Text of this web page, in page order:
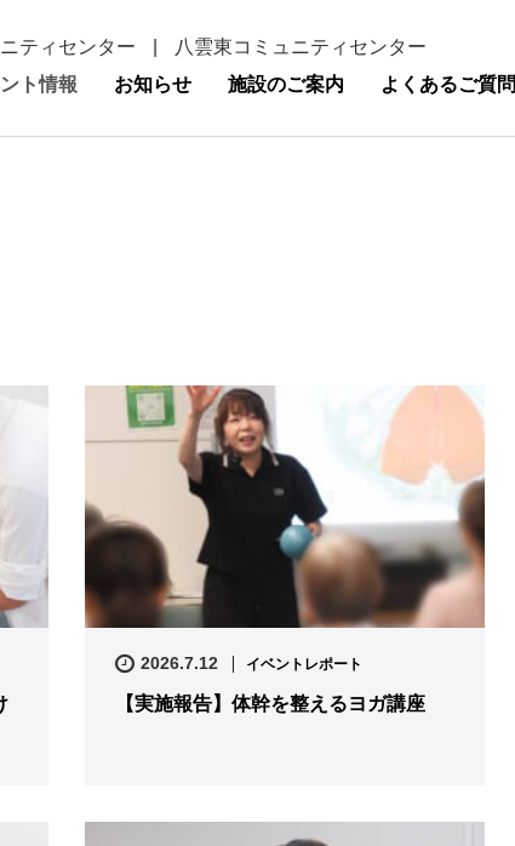
ティセンター
八雲東コミュニティセンター
ト情報
お知らせ 施設のご案内 よくあるご質問
2026.7.12 イベントレポート
【実施報告】体幹を整えるヨガ講座